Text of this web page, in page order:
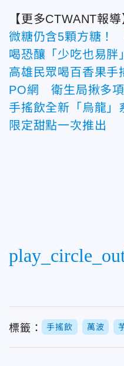
【更多CTWANT報導
微糖仍含5顆方糖！
喝恐釀「少吃也易胖
高雄民眾喝百香果手
PO網 衛生局揪多
手搖飲全新「烏龍
限定甜點一次推出
標籤： 手搖飲 萬波